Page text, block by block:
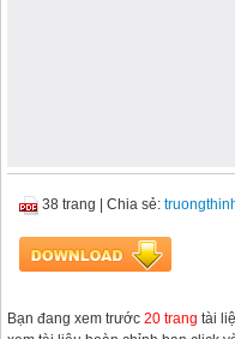
38 trang Chia sẻ:
Bạn đang xem trước 20 trang tài